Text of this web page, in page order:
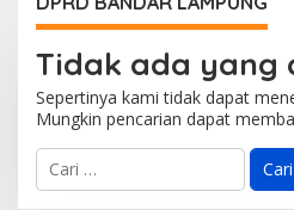
Tidak ada yang
Sepertinya kami tidak dapat
Mungkin pencarian dapat
C